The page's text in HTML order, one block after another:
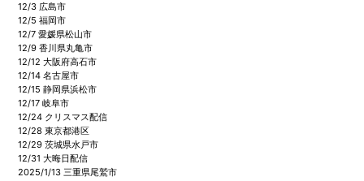
12/3 広島市
12/5 福岡市
12/7 愛媛県松山市
12/9 香川県丸亀市
12/12 大阪府高石市
12/14 名古屋市
12/15 静岡県浜松市
12/17 岐阜市
12/24 クリスマス配信
12/28 東京都港区
12/29 茨城県水戸市
12/31 大晦日配信
2025/1/13 三重県尾鷲市